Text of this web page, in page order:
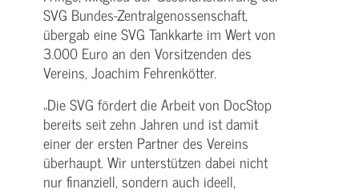
SVG Bundes-Zentralgenossenschaft,
übergab eine SVG Tankkarte im Wert von
3.000 Euro an den Vorsitzenden des
Vereins, Joachim Fehrenkötter.
„Die SVG fördert die Arbeit von DocStop
bereits seit zehn Jahren und ist damit
einer der ersten Partner des Vereins
überhaupt. Wir unterstützen dabei nicht
nur finanziell, sondern auch ideell,